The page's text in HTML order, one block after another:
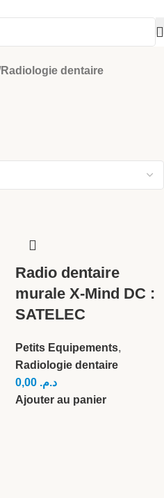
Radiologie dentaire
Radio dentaire
murale X-Mind DC :
SATELEC
Petits Equipements,
Radiologie dentaire
د.م.
Ajouter au panier